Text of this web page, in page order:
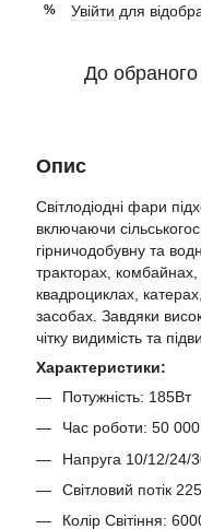
% Увійти для
До обраного
Опис
Світлодіодні фари
включаючи
гірничодобувну та
тракторах, комбайнах,
квадроциклах,
засобах. Завдяки
чітку видимість та
Характеристики:
Потужність: 185Вт
Час роботи: 50
Напруга 10/12/24/
Світловий потік
Колір Світіння: